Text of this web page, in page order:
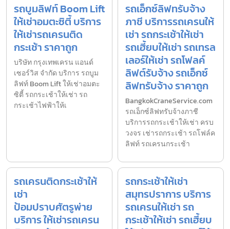
รถบูมลิฟท์ Boom Lift
ให้เช่าอมตะซิตี้ บริการ
ให้เช่ารถเครนติด
กระเช้า ราคาถูก
บริษัท กรุงเทพเครน แอนด์
เซอร์วิส จำกัด บริการ รถบูม
ลิฟท์ Boom Lift ให้เช่าอมตะ
ซิตี้ รถกระเช้าให้เช่า รถ
กระเช้าไฟฟ้าให้เ
รถเอ็กซ์ลิฟทรับจ้าง
ภาชี บริการรถเครนให้
เช่า รถกระเช้าให้เช่า
รถเฮี้ยบให้เช่า รถเทรล
เลอร์ให้เช่า รถโฟลค์
ลิฟต์รับจ้าง รถเอ็กซ์
ลิฟทรับจ้าง ราคาถูก
BangkokCraneService.com
รถเอ็กซ์ลิฟทรับจ้างภาชี
บริการรถกระเช้าให้เช่า ครบ
วงจร เช่ารถกระเช้า รถโฟล์ค
ลิฟท์ รถเครนกระเช้า
รถเครนติดกระเช้าให้
เช่า
ป้อมปราบศัตรูพ่าย
บริการ ให้เช่ารถเครน
รถกระเช้าให้เช่า
สมุทรปราการ บริการ
รถเครนให้เช่า รถ
กระเช้าให้เช่า รถเฮี้ยบ